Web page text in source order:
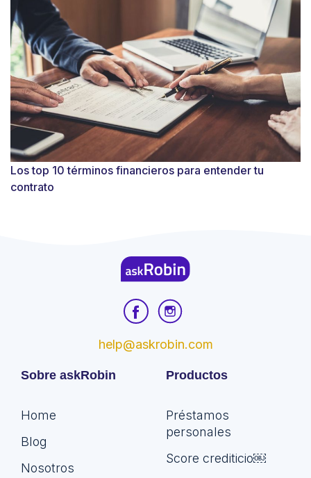
Los top 10 términos financieros para entender tu
contrato
Sobre askRobin
Home
Blog
Nosotros
Productos
Préstamos
personales
Score crediticio￼
help@askrobin.com